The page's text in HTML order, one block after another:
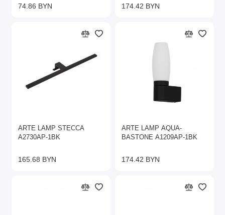
74.86 BYN 174.42 BYN
ARTE LAMP STECCA
A2730AP-1BK
165.68 BYN
ARTE LAMP AQUA-
BASTONE A1209AP-1BK
174.42 BYN